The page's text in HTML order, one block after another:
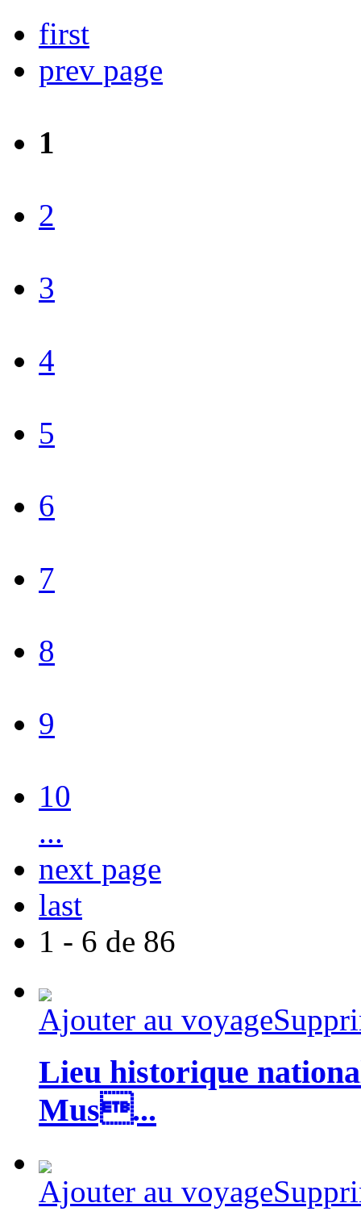
first
prev page
1
2
3
4
5
6
7
8
9
10
...
next page
last
1 - 6 de 86
Ajouter au voyage
Lieu historique
Mus...
Ajouter au voyage